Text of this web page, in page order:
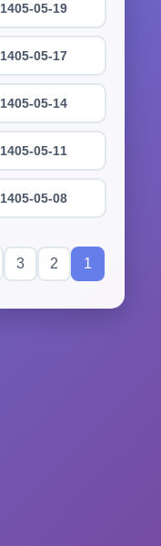
1405-05-19
1405-05-17
1405-05-14
1405-05-11
1405-05-08
1
2
3